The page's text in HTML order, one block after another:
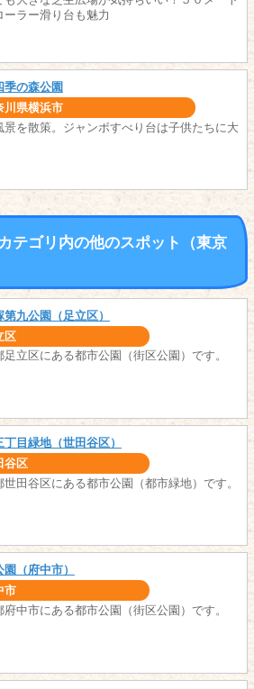
ーラー滑り台も魅力
季の森公園
川県横浜市
景を散策。ジャンボすべり台は子供たちに大
テゴリ内の他のスポット（東京
第九公園（足立区）
区
足立区にある都市公園（街区公園）です。
丁目緑地（世田谷区）
谷区
世田谷区にある都市公園（都市緑地）です。
（府中市）
市
府中市にある都市公園（街区公園）です。